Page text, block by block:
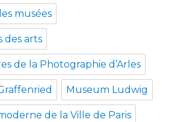
musées
des arts
de la Photographie d’Arles
Museum Ludwig
de la Ville de Paris